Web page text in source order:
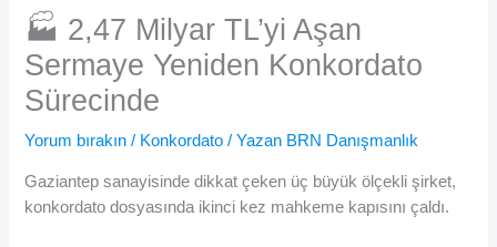
🏭 2,47 Milyar TL’yi Aşan
Sermaye Yeniden Konkordato
Sürecinde
Yorum bırakın / Konkordato / Yazan BRN Danışmanlık
Gaziantep sanayisinde dikkat çeken üç büyük ölçekli şirket,
konkordato dosyasında ikinci kez mahkeme kapısını çaldı.